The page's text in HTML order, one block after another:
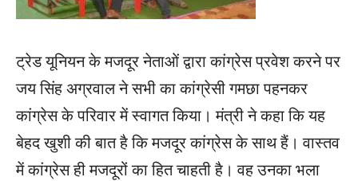
ट्रेड यूनियन के मजदूर नेताओं द्वारा कांग्रेस प्रवेश करने पर
जय सिंह अग्रवाल ने सभी का कांग्रेसी गमछा पहनकर
कांग्रेस के परिवार में स्वागत किया। मंत्री ने कहा कि यह
बेहद खुशी की बात है कि मजदूर कांग्रेस के साथ हैं। वास्तव
में कांग्रेस ही मजदूरों का हित चाहती है। वह उनका भला